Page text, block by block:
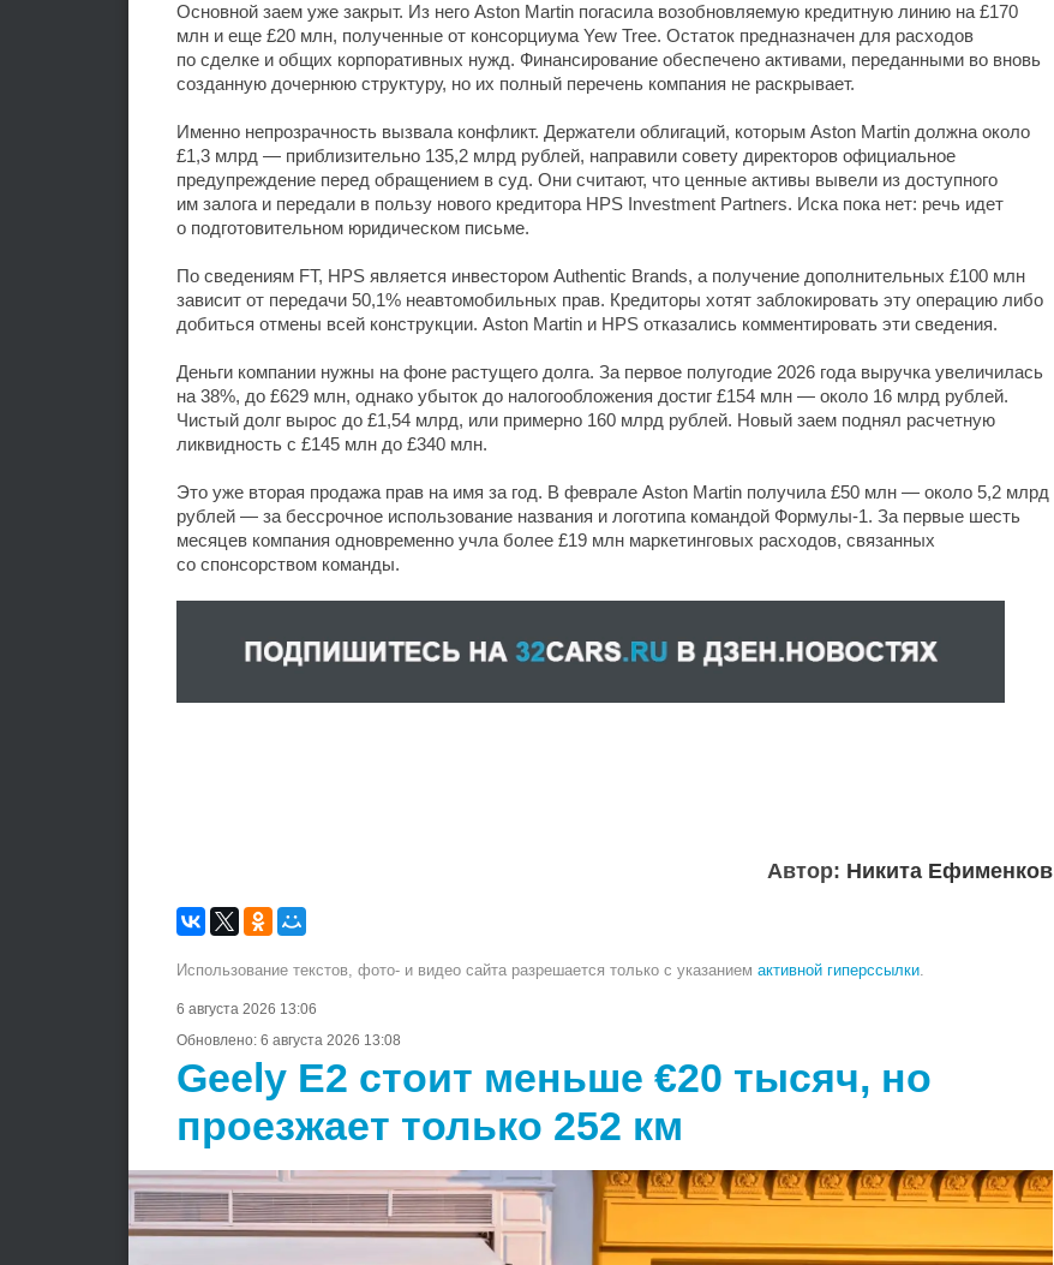
Основной заем уже закрыт. Из него Aston Martin погасила возобновляемую кредитную линию на £170
млн и еще £20 млн, полученные от консорциума Yew Tree. Остаток предназначен для расходов
по сделке и общих корпоративных нужд. Финансирование обеспечено активами, переданными во вновь
созданную дочернюю структуру, но их полный перечень компания не раскрывает.
Именно непрозрачность вызвала конфликт. Держатели облигаций, которым Aston Martin должна около
£1,3 млрд — приблизительно 135,2 млрд рублей, направили совету директоров официальное
предупреждение перед обращением в суд. Они считают, что ценные активы вывели из доступного
им залога и передали в пользу нового кредитора HPS Investment Partners. Иска пока нет: речь идет
о подготовительном юридическом письме.
По сведениям FT, HPS является инвестором Authentic Brands, а получение дополнительных £100 млн
зависит от передачи 50,1% неавтомобильных прав. Кредиторы хотят заблокировать эту операцию либо
добиться отмены всей конструкции. Aston Martin и HPS отказались комментировать эти сведения.
Деньги компании нужны на фоне растущего долга. За первое полугодие 2026 года выручка увеличилась
на 38%, до £629 млн, однако убыток до налогообложения достиг £154 млн — около 16 млрд рублей.
Чистый долг вырос до £1,54 млрд, или примерно 160 млрд рублей. Новый заем поднял расчетную
ликвидность с £145 млн до £340 млн.
Это уже вторая продажа прав на имя за год. В феврале Aston Martin получила £50 млн — около 5,2 млрд
рублей — за бессрочное использование названия и логотипа командой Формулы-1. За первые шесть
месяцев компания одновременно учла более £19 млн маркетинговых расходов, связанных
со спонсорством команды.
Автор: Никита Ефименков
Использование текстов, фото- и видео сайта разрешается только с указанием активной гиперссылки.
6 августа 2026 13:06
Обновлено: 6 августа 2026 13:08
Geely E2 стоит меньше €20 тысяч, но
проезжает только 252 км